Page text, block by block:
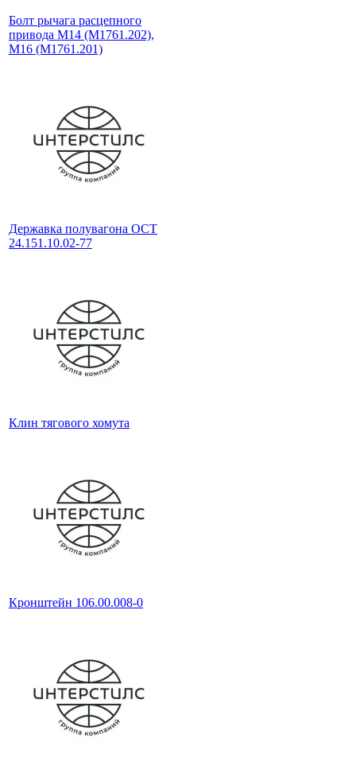
Болт рычага расцепного
привода М14 (М1761.202),
М16 (М1761.201)
Державка полувагона ОСТ
24.151.10.02-77
Клин тягового хомута
Кронштейн 106.00.008-0